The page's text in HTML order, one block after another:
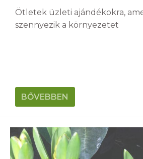
Ötletek üzleti ajándékokra,
szennyezik a környezetet
BŐVEBBEN